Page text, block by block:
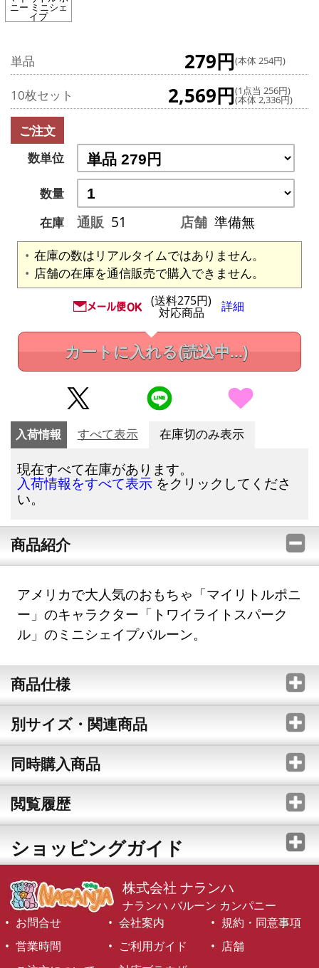
ニー ミニシェ
イプ
単品 279円(本体 254円)
10枚セット 2,569円(1点当 256円)
(本体 2,336円)
ご注文
数単位
数量
在庫
通販 51 店舗 準備無
在庫の数はリアルタイムではありません。
店舗の在庫を通信販売で購入できません。
(送料275円)
対応商品 詳細
カートに入れる(読込中...)
入荷情報 すべて表示 在庫切のみ表示
現在すべて在庫があります。
入荷情報をすべて表示 をクリックしてくださ
い。
商品紹介
アメリカで大人気のおもちゃ「マイリトルポニ
ー」のキャラクター「トワイライトスパーク
ル」のミニシェイプバルーン。
商品仕様
別サイズ・関連商品
同時購入商品
閲覧履歴
ショッピングガイド
株式会社 ナランハ
ナランハ バルーン カンパニー
お問合せ
会社案内
規約・同意事項
営業時間
ご利用ガイド
店舗